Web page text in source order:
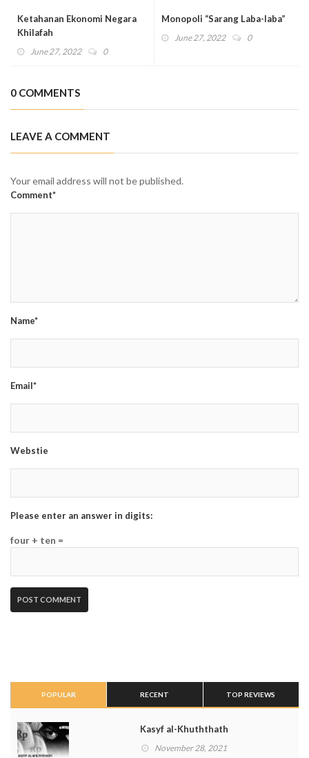
Ketahanan Ekonomi Negara
Khilafah
June 27, 2022 0
Monopoli “Sarang Laba-laba”
June 27, 2022 0
0 COMMENTS
LEAVE A COMMENT
Your email address will not be published.
Comment*
Name*
Email*
Webstie
Please enter an answer in digits:
four + ten =
POPULAR RECENT TOP REVIEWS
Kasyf al-Khuththath
November 28, 2021